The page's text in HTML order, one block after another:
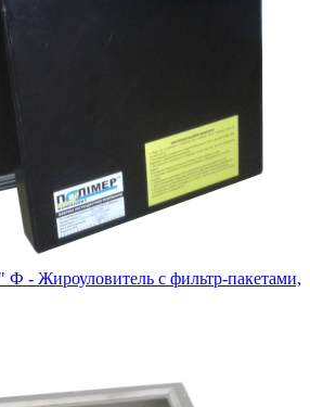
- Жироуловитель с фильтр-пакетами,